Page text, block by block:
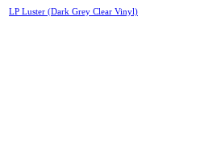
LP Luster (Dark Grey Clear Vinyl)